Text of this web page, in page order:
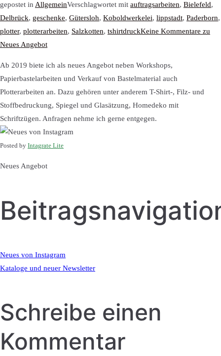
gepostet in AllgemeinVerschlagwortet mit auftragsarbeiten, Bielefeld,
Delbrück, geschenke, Gütersloh, Koboldwerkelei, lippstadt, Paderborn,
plotter, plotterarbeiten, Salzkotten, tshirtdruckKeine Kommentare zu
Neues Angebot
Ab 2019 biete ich als neues Angebot neben Workshops,
Papierbastelarbeiten und Verkauf von Bastelmaterial auch
Plotterarbeiten an. Dazu gehören unter anderem T-Shirt-, Filz- und
Stoffbedruckung, Spiegel und Glasätzung, Homedeko mit
Schriftzügen. Anfragen nehme ich gerne entgegen.
Posted by Intagrate Lite
Neues Angebot
Neues von Instagram
Kataloge und neuer Newsletter
Schreibe einen
Kommentar